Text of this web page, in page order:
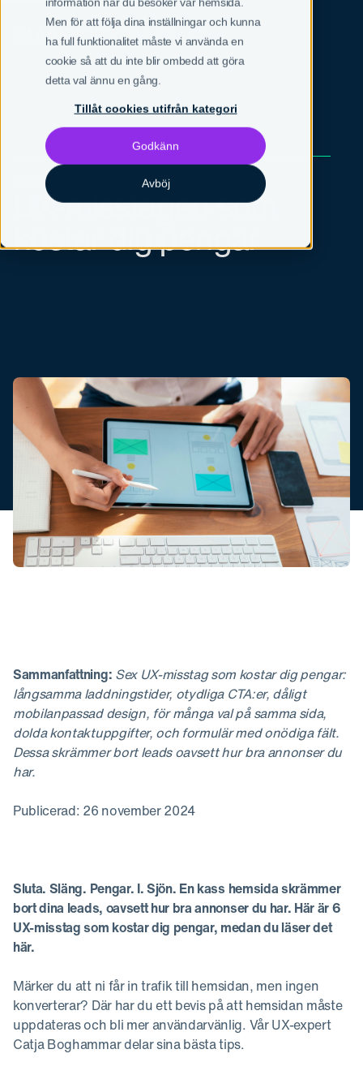
Men för att följa dina inställningar och kunna
ha full funktionalitet måste vi använda en
cookie så att du inte blir ombedd att göra
detta val ännu en gång.
Tillåt cookies utifrån kategori
Godkänn
Avböj
SVEN
Webb och branding
UX-misstagen som
kostar dig pengar
Sammanfattning: Sex UX-misstag som kostar dig pengar:
långsamma laddningstider, otydliga CTA:er, dåligt
mobilanpassad design, för många val på samma sida,
dolda kontaktuppgifter, och formulär med onödiga fält.
Dessa skrämmer bort leads oavsett hur bra annonser du
har.
Publicerad: 26 november 2024
Sluta. Släng. Pengar. I. Sjön. En kass hemsida skrämmer
bort dina leads, oavsett hur bra annonser du har. Här är 6
UX-misstag som kostar dig pengar, medan du läser det
här.
Märker du att ni får in trafik till hemsidan, men ingen
konverterar? Där har du ett bevis på att hemsidan måste
uppdateras och bli mer användarvänlig. Vår UX-expert
Catja Boghammar delar sina bästa tips.